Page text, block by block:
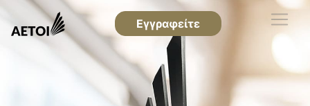
Εγγραφείτε